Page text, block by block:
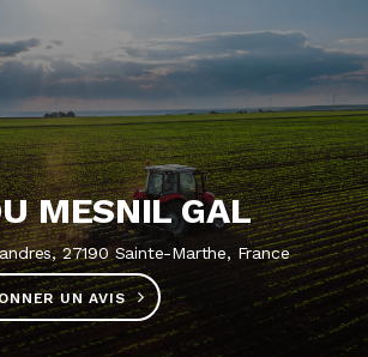
MESNIL GAL
27190 Sainte-Marthe, France
UN AVIS